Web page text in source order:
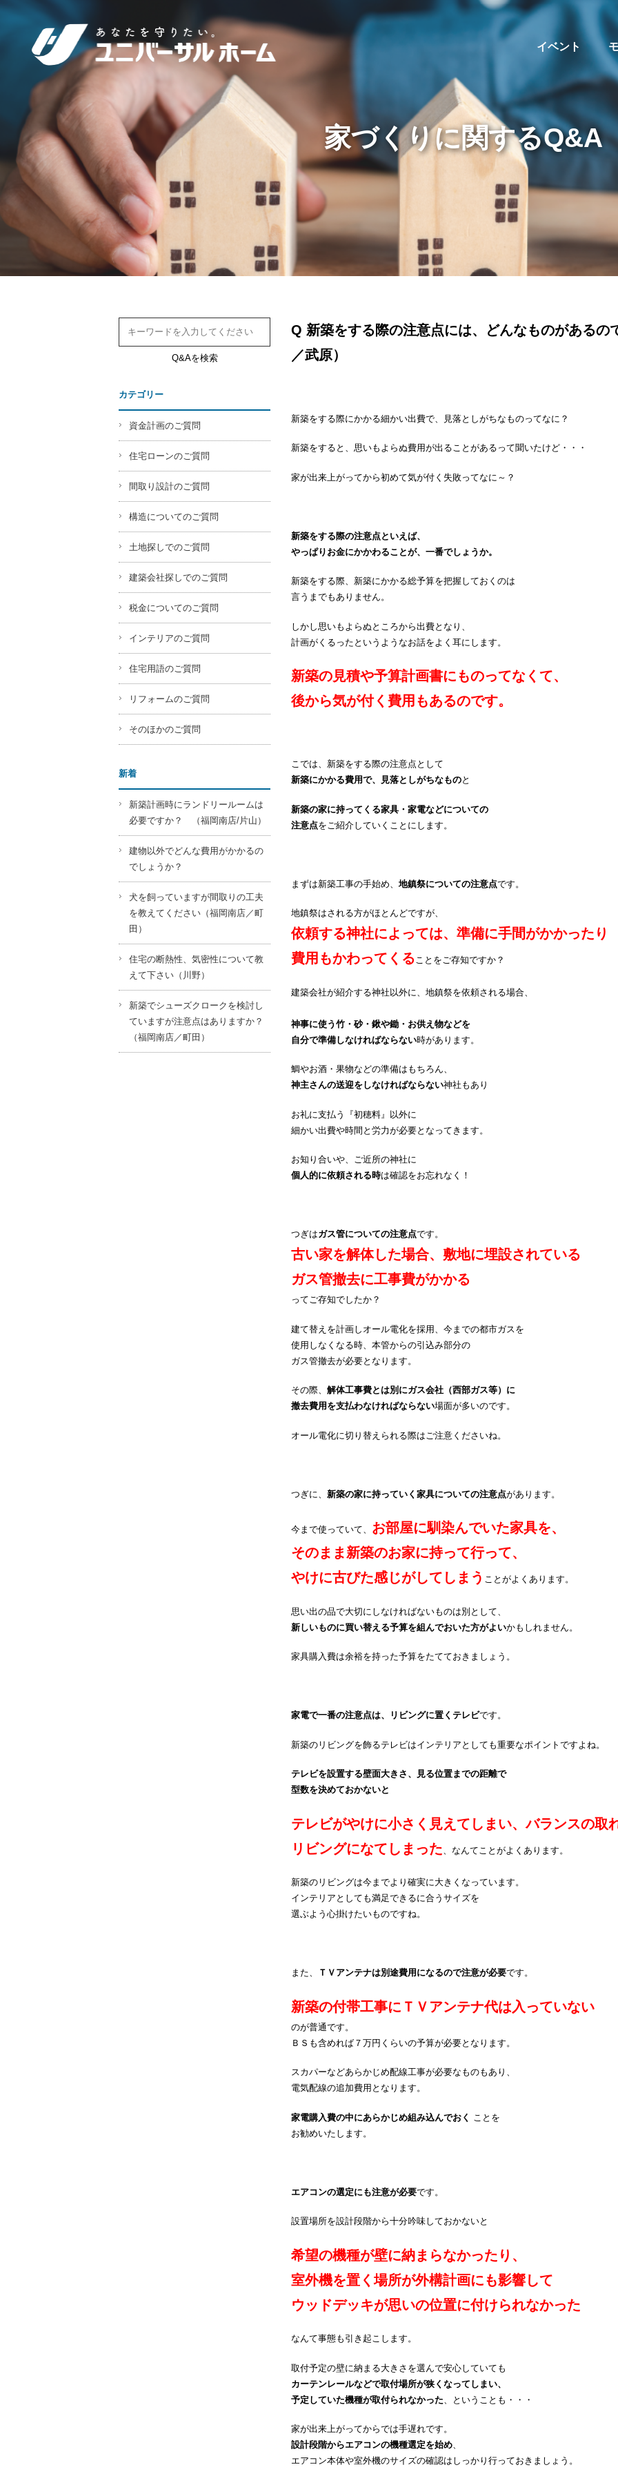
イベント
家づくりに関するQ&A
Q 新築をする際の注意点には、どんなものがあるの
／武原）
新築をする際にかかる細かい出費で、見落としがちなものってなに？
新築をすると、思いもよらぬ費用が出ることがあるって聞いたけど・・・
家が出来上がってから初めて気が付く失敗ってなに～？
新築をする際の注意点といえば、
やっぱりお金にかかわることが、一番でしょうか。
新築をする際、新築にかかる総予算を把握しておくのは
言うまでもありません。
しかし思いもよらぬところから出費となり、
計画がくるったというようなお話をよく耳にします。
新築の見積や予算計画書にものってなくて、
後から気が付く費用もあるのです。
こでは、新築をする際の注意点として
新築にかかる費用で、見落としがちなものと
新築の家に持ってくる家具・家電などについての
注意点をご紹介していくことにします。
まずは新築工事の手始め、 地鎮祭についての注意点です。
地鎮祭はされる方がほとんどですが、
依頼する神社によっては、準備に手間がかかったり
費用もかわってくることをご存知ですか？
建築会社が紹介する神社以外に、地鎮祭を依頼される場合、
神事に使う竹・砂・鍬や鋤・お供え物などを
自分で準備しなければならない時があります。
鯛やお酒・果物などの準備はもちろん、
神主さんの送迎をしなければならない神社もあり
お礼に支払う『初穂料』以外に
細かい出費や時間と労力が必要となってきます。
お知り合いや、ご近所の神社に
個人的に依頼される時は確認をお忘れなく！
つぎはガス管についての注意点です。
古い家を解体した場合、敷地に埋設されている
ガス管撤去に工事費がかかる
ってご存知でしたか？
建て替えを計画しオール電化を採用、今までの都市ガスを
使用しなくなる時、本管からの引込み部分の
ガス管撤去が必要となります。
その際、 解体工事費とは別にガス会社（西部ガス等）に
撤去費用を支払わなければならない場面が多いのです。
オール電化に切り替えられる際はご注意くださいね。
つぎに、 新築の家に持っていく家具についての注意点があります。
今まで使っていて、 お部屋に馴染んでいた家具を、
そのまま新築のお家に持って行って、
やけに古びた感じがしてしまう ことがよくあります。
思い出の品で大切にしなければないものは別として、
新しいものに買い替える予算を組んでおいた方がよいかもしれません。
家具購入費は余裕を持った予算をたてておきましょう。
家電で一番の注意点は、リビングに置くテレビです。
新築のリビングを飾るテレビはインテリアとしても重要なポイントですよね。
テレビを設置する壁面大きさ、見る位置までの距離で
型数を決めておかないと
テレビがやけに小さく見えてしまい、バランスの取
リビングになてしまった 、なんてことがよくあります。
新築のリビングは今までより確実に大きくなっています。
インテリアとしても満足できるに合うサイズを
選ぶよう心掛けたいものですね。
また、 ＴＶアンテナは別途費用になるので注意が必要です。
新築の付帯工事にＴＶアンテナ代は入っていない
のが普通です。
ＢＳも含めれば７万円くらいの予算が必要となります。
スカパーなどあらかじめ配線工事が必要なものもあり、
電気配線の追加費用となります。
家電購入費の中にあらかじめ組み込んでおく
ことを
お勧めいたします。
エアコンの選定にも注意が必要です。
設置場所を設計段階から十分吟味しておかないと
希望の機種が壁に納まらなかったり、
室外機を置く場所が外構計画にも影響して
ウッドデッキが思いの位置に付けられなかった
なんて事態も引き起こします。
取付予定の壁に納まる大きさを選んで安心していても
カーテンレールなどで取付場所が狭くなってしまい、
予定していた機種が取付られなかった 、ということも・・・
家が出来上がってからでは手遅れです。
設計段階からエアコンの機種選定を始め、
エアコン本体や室外機のサイズの確認はしっかり行っておきましょう。
Q&Aを検索
カテゴリー
資金計画のご質問
住宅ローンのご質問
間取り設計のご質問
構造についてのご質問
土地探しでのご質問
建築会社探しでのご質問
税金についてのご質問
インテリアのご質問
住宅用語のご質問
リフォームのご質問
そのほかのご質問
新着
新築計画時にランドリールームは
必要ですか？ （福岡南店/片山）
建物以外でどんな費用がかかるの
でしょうか？
犬を飼っていますが間取りの工夫
を教えてください（福岡南店／町
田）
住宅の断熱性、気密性について教
えて下さい（川野）
新築でシューズクロークを検討し
ていますが注意点はありますか？
（福岡南店／町田）